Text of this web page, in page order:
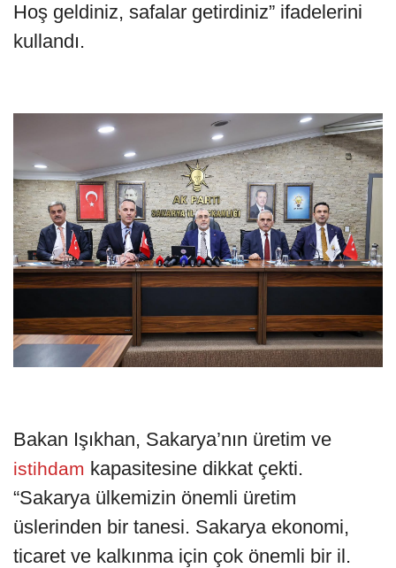
Hoş geldiniz, safalar getirdiniz” ifadelerini
kullandı.
Bakan Işıkhan, Sakarya’nın üretim ve
istihdam kapasitesine dikkat çekti.
“Sakarya ülkemizin önemli üretim
üslerinden bir tanesi. Sakarya ekonomi,
ticaret ve kalkınma için çok önemli bir il.